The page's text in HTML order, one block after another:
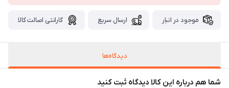
موجود در انبار ارسال سریع گارانتی اصالت کالا
دیدگاه‌ها
شما هم درباره این کالا دیدگاه ثبت کنید